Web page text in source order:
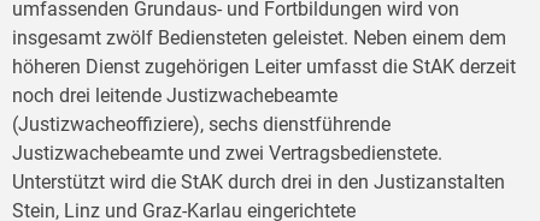
umfassenden Grundaus- und Fortbildungen wird von
insgesamt zwölf Bediensteten geleistet. Neben einem dem
höheren Dienst zugehörigen Leiter umfasst die StAK derzeit
noch drei leitende Justizwachebeamte
(Justizwacheoffiziere), sechs dienstführende
Justizwachebeamte und zwei Vertragsbedienstete.
Unterstützt wird die StAK durch drei in den Justizanstalten
Stein, Linz und Graz-Karlau eingerichtete